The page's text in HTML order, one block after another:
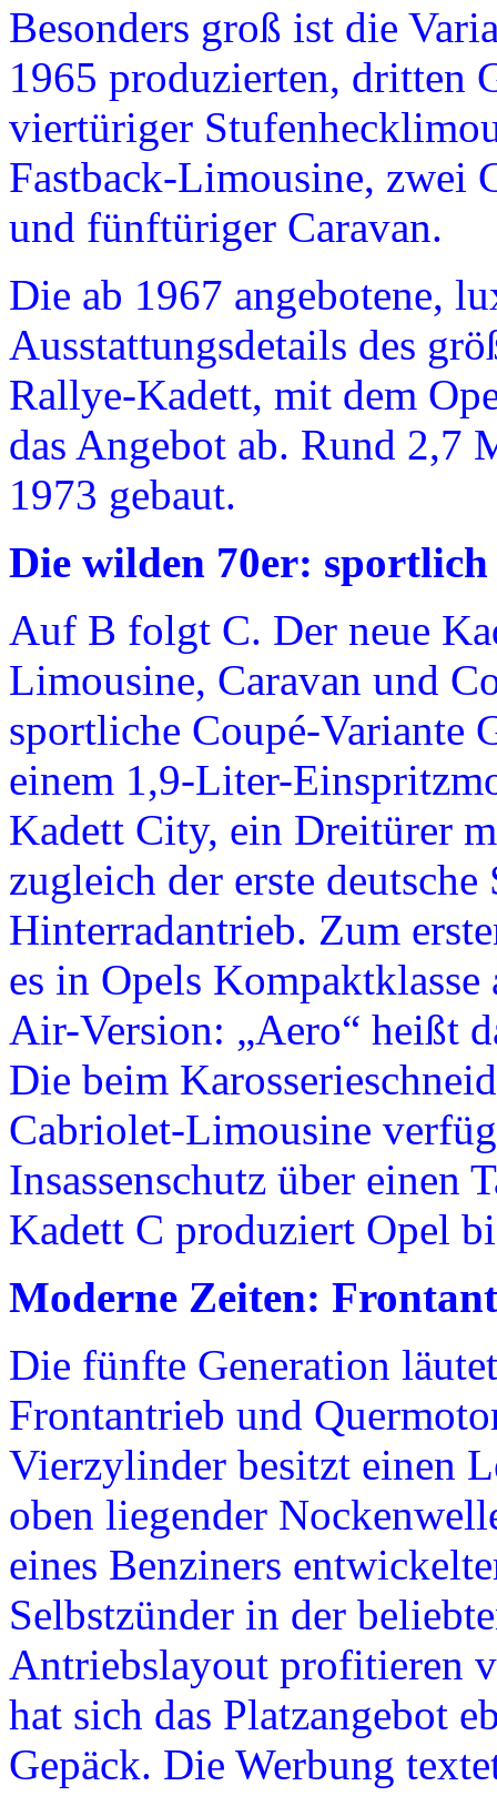
Besonders groß ist die
1965 produzierten, dritten
viertüriger
Fastback-Limousine, zwei
und fünftüriger Caravan.
Die ab 1967 angebotene,
Ausstattungsdetails des
Rallye-Kadett, mit dem
das Angebot ab. Rund 2,7
1973 gebaut.
Die wilden 70er:
Auf B folgt C. Der neue
Limousine, Caravan und
sportliche Coupé-Variante
einem 1,9-Liter-
Kadett City, ein Dreitürer
zugleich der erste
Hinterradantrieb. Zum
es in Opels
Air-Version: „Aero“ heißt
Die beim
Cabriolet-Limousine
Insassenschutz über
Kadett C produziert Opel
Moderne Zeiten:
Die fünfte Generation
Frontantrieb und
Vierzylinder besitzt einen
oben liegender
eines Benziners
Selbstzünder in der
Antriebslayout profitieren
hat sich das Platzangebot
Gepäck. Die Werbung